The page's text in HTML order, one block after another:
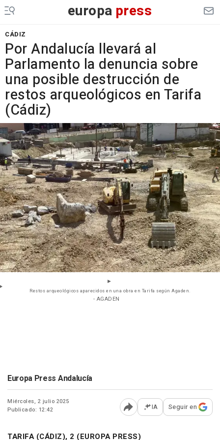
europa press
CÁDIZ
Por Andalucía llevará al
Parlamento la denuncia sobre
una posible destrucción de
restos arqueológicos en Tarifa
(Cádiz)
Restos arqueológicos aparecidos en una obra en Tarifa según Agaden.
- AGADEN
Europa Press Andalucía
Miércoles, 2 julio 2025
Publicado: 12:42
Abrir opciones para
IA Seguir en
TARIFA (CÁDIZ), 2 (EUROPA PRESS)